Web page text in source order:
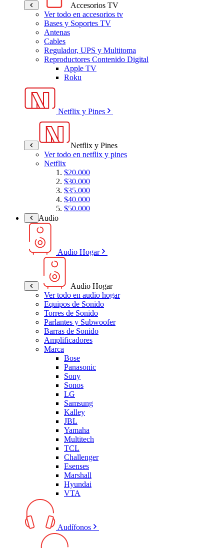
Accesorios TV
Ver todo en accesorios tv
Bases y Soportes TV
Antenas
Cables
Regulador, UPS y Multitoma
Reproductores Contenido Digital
Apple TV
Roku
Netflix y Pines
Netflix y Pines
Ver todo en netflix y pines
Netflix
$20.000
$30.000
$35.000
$40.000
$50.000
Audio
Audio Hogar
Audio Hogar
Ver todo en audio hogar
Equipos de Sonido
Torres de Sonido
Parlantes y Subwoofer
Barras de Sonido
Amplificadores
Marca
Bose
Panasonic
Sony
Sonos
LG
Samsung
Kalley
JBL
Yamaha
Multitech
TCL
Challenger
Esenses
Marshall
Hyundai
VTA
Audífonos